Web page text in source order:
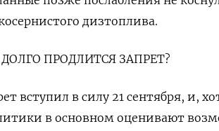
дизтоплива.
ПРОДЛИТСЯ ЗАПРЕТ?
вступил в силу 21 сентября, и,
в основном оценивают